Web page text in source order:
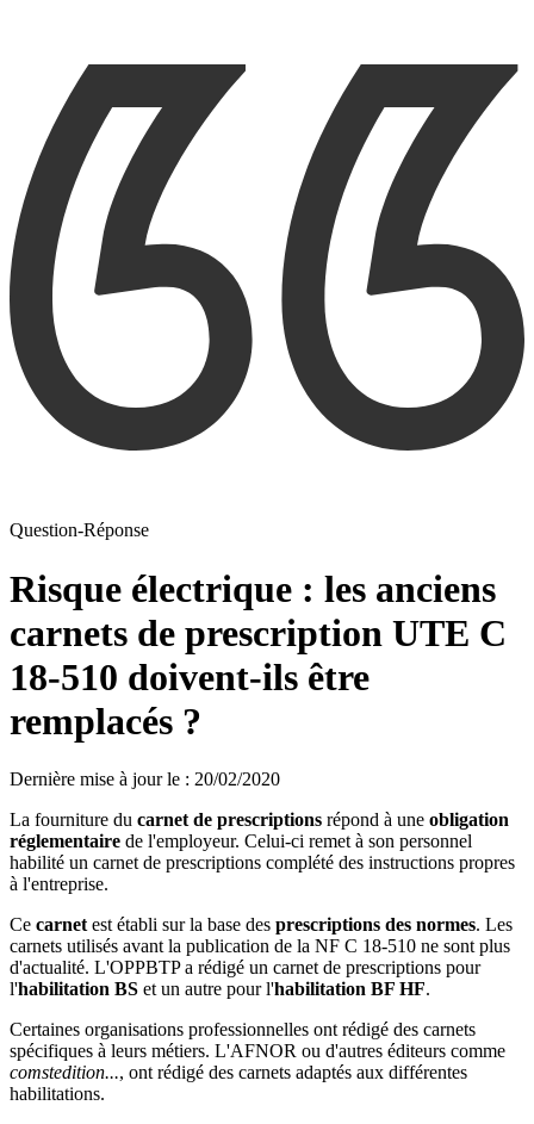
Question-Réponse
Risque électrique : les anciens
carnets de prescription UTE C
18-510 doivent-ils être
remplacés ?
Dernière mise à jour le : 20/02/2020
La fourniture du carnet de prescriptions répond à une obligation
réglementaire de l'employeur. Celui-ci remet à son personnel
habilité un carnet de prescriptions complété des instructions propres
à l'entreprise.
Ce carnet est établi sur la base des prescriptions des normes. Les
carnets utilisés avant la publication de la NF C 18-510 ne sont plus
d'actualité. L'OPPBTP a rédigé un carnet de prescriptions pour
l'habilitation BS et un autre pour l'habilitation BF HF.
Certaines organisations professionnelles ont rédigé des carnets
spécifiques à leurs métiers. L'AFNOR ou d'autres éditeurs comme
comstedition..., ont rédigé des carnets adaptés aux différentes
habilitations.